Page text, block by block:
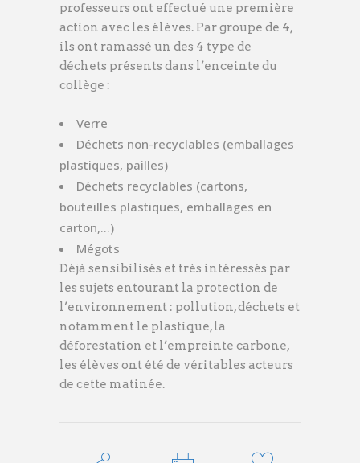
professeurs ont effectué une première
action avec les élèves. Par groupe de 4,
ils ont ramassé un des 4 type de
déchets présents dans l’enceinte du
collège :
Verre
Déchets non-recyclables (emballages
plastiques, pailles)
Déchets recyclables (cartons,
bouteilles plastiques, emballages en
carton,…)
Mégots
Déjà sensibilisés et très intéressés par
les sujets entourant la protection de
l’environnement : pollution, déchets et
notamment le plastique, la
déforestation et l’empreinte carbone,
les élèves ont été de véritables acteurs
de cette matinée.